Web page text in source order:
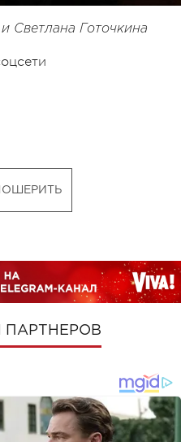
Светлана Готочкина
ПАРТНЕРОВ